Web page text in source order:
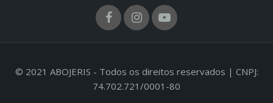
FacebookInstagram
Youtube
© 2021 ABOJERIS - Todos os direitos reservados | CNPJ:
74.702.721/0001-80